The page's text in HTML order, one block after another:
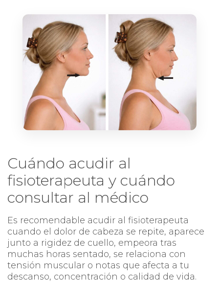
Cuándo acudir al
fisioterapeuta y cuándo
consultar al médico
Es recomendable acudir al fisioterapeuta
cuando el dolor de cabeza se repite, aparece
junto a rigidez de cuello, empeora tras
muchas horas sentado, se relaciona con
tensión muscular o notas que afecta a tu
descanso, concentración o calidad de vida.